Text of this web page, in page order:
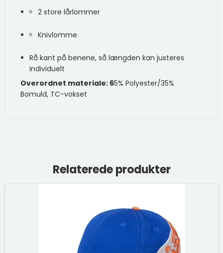
2 store lårlommer
Knivlomme
Rå kant på benene, så længden kan justeres
individuelt
Overordnet materiale: 65% Polyester/35%
Bomuld, TC-vokset
Relaterede produkter